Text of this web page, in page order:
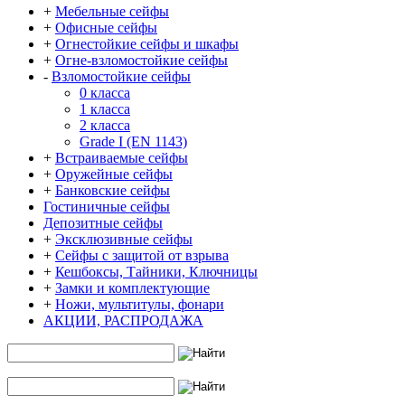
+ Мебельные сейфы
+ Офисные сейфы
+ Огнестойкие сейфы и шкафы
+ Огне-взломостойкие сейфы
- Взломостойкие сейфы
0 класса
1 класса
2 класса
Grade I (EN 1143)
+ Встраиваемые сейфы
+ Оружейные сейфы
+ Банковские сейфы
Гостиничные сейфы
Депозитные сейфы
+ Эксклюзивные сейфы
+ Сейфы с защитой от взрыва
+ Кешбоксы, Тайники, Ключницы
+ Замки и комплектующие
+ Ножи, мультитулы, фонари
АКЦИИ, РАСПРОДАЖА